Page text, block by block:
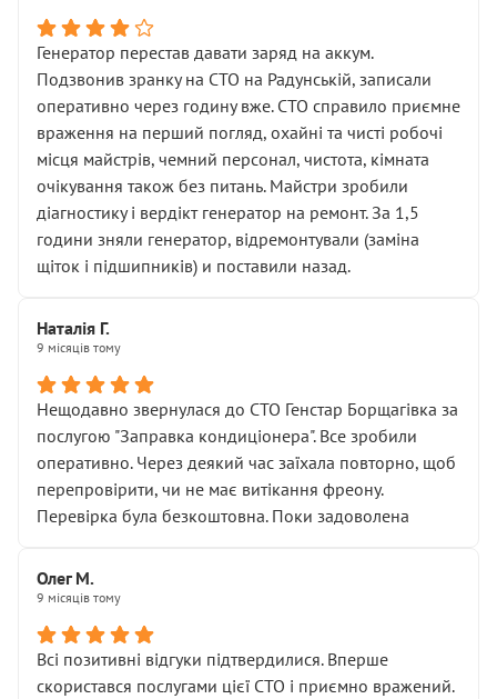
Генератор перестав давати заряд на аккум.
Подзвонив зранку на СТО на Радунській, записали
оперативно через годину вже. СТО справило приємне
враження на перший погляд, охайні та чисті робочі
місця майстрів, чемний персонал, чистота, кімната
очікування також без питань. Майстри зробили
діагностику і вердікт генератор на ремонт. За 1,5
години зняли генератор, відремонтували (заміна
щіток і підшипників) и поставили назад.
Наталія Г.
9 місяців тому
Нещодавно звернулася до СТО Генстар Борщагівка за
послугою "Заправка кондиціонера". Все зробили
оперативно. Через деякий час заїхала повторно, щоб
перепровірити, чи не має витікання фреону.
Перевірка була безкоштовна. Поки задоволена
Олег М.
9 місяців тому
Всі позитивні відгуки підтвердилися. Вперше
скористався послугами цієї СТО і приємно вражений.